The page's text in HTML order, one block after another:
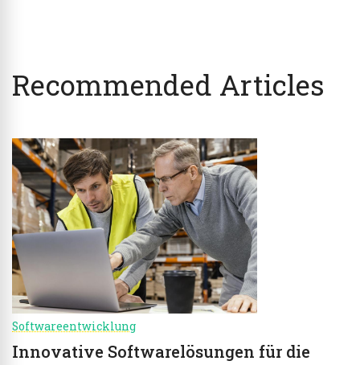
Recommended Articles
Softwareentwicklung
Innovative Softwarelösungen für die